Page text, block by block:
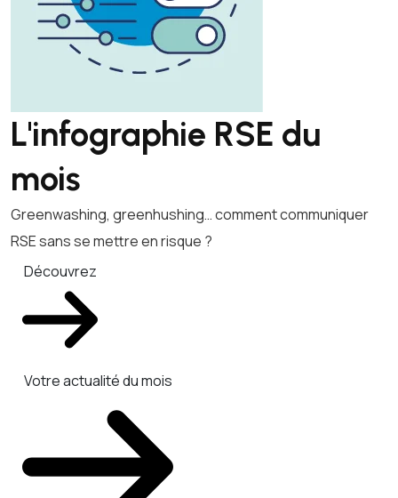
L'infographie RSE du
mois
Greenwashing, greenhushing… comment communiquer
RSE sans se mettre en risque ?
Découvrez
Votre actualité du mois